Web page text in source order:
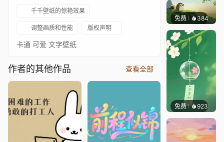
千千壁纸的惊艳效果
调整画质和性能 版权声明
卡通 可爱 文字壁纸
作者的其他作品 查看全部
免费 384渔小小
免费 923好看